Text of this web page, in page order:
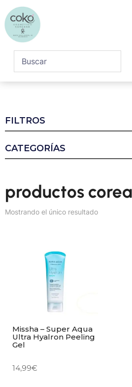
FILTROS
CATEGORÍAS
productos
Mostrando el único resultado
Missha – Super Aqua
Ultra Hyalron Peeling
Gel
14,99€